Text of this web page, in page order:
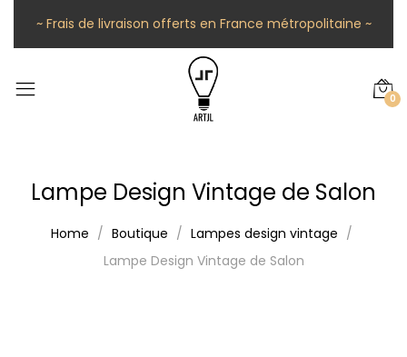
~ Frais de livraison offerts en France métropolitaine ~
0
Lampe Design Vintage de Salon
Home Boutique
Lampes design vintage
Lampe Design Vintage de Salon